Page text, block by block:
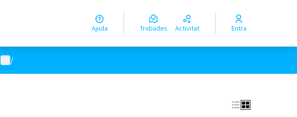
Ajuda Trobades Activitat Entra
Menú d'usuari
/